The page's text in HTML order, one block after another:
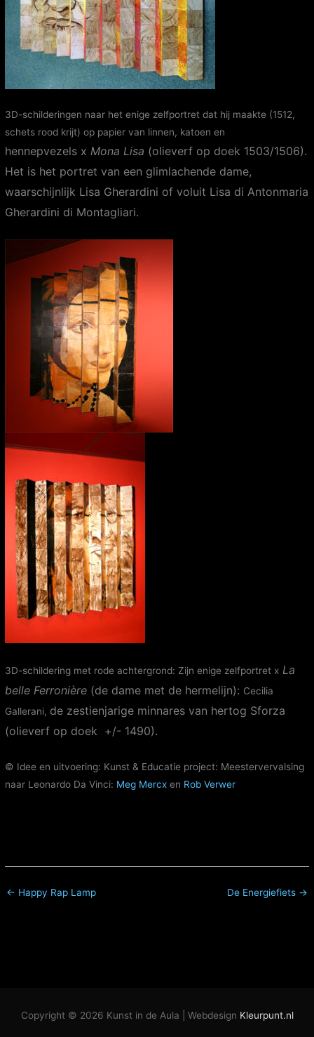
3D-schilderingen naar het enige zelfportret dat hij maakte (1512,
schets rood krijt) op papier van linnen, katoen en
hennepvezels x Mona Lisa (olieverf op doek 1503/1506).
Het is het portret van een glimlachende dame,
waarschijnlijk Lisa Gherardini of voluit Lisa di Antonmaria
Gherardini di Montagliari.
3D-schildering met rode achtergrond: Zijn enige zelfportret x La
belle Ferronière (de dame met de hermelijn): Cecilia
Gallerani, de zestienjarige minnares van hertog Sforza
(olieverf op doek +/- 1490).
© Idee en uitvoering: Kunst & Educatie project: Meestervervalsing
naar Leonardo Da Vinci: Meg Mercxen Rob Verwer
← Happy Rap Lamp De Energiefiets →
Copyright © 2026 Kunst in de Aula | Webdesign Kleurpunt.nl